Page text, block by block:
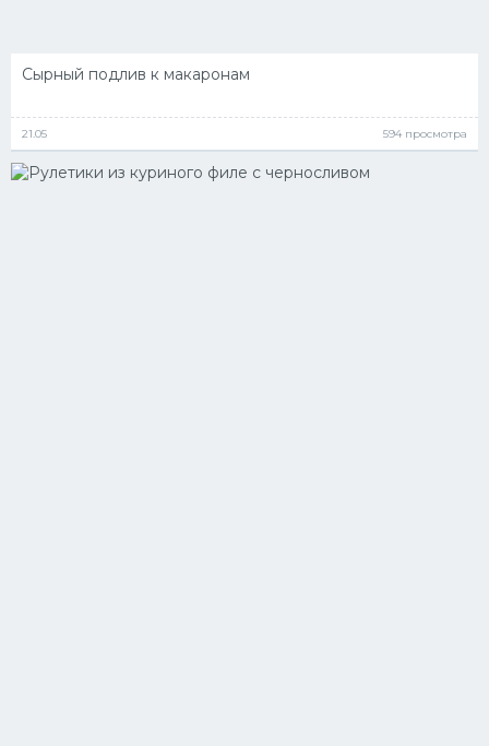
Сырный подлив к макаронам
21.05 594 просмотра